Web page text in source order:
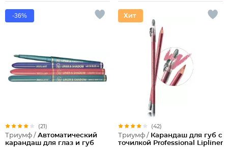
-36%
(21)
Триумф / Автоматический
карандаш для глаз и губ
(42)
Триумф / Карандаш для губ с
точилкой Professional Lipliner